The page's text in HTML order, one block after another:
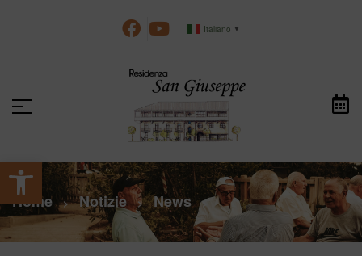
Apri la barra degli strumenti
Italiano ▼
Home > Notizie > News >